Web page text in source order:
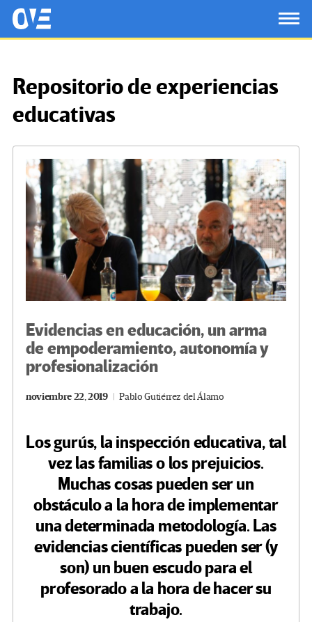
Saltar al contenido principal
OtrasVocesenEducacion.org
Repositorio de experiencias
educativas
Evidencias en educación, un arma
de empoderamiento, autonomía y
profesionalización
noviembre 22, 2019 Pablo Gutiérrez del Álamo
Los gurús, la inspección educativa, tal
vez las familias o los prejuicios.
Muchas cosas pueden ser un
obstáculo a la hora de implementar
una determinada metodología. Las
evidencias científicas pueden ser (y
son) un buen escudo para el
profesorado a la hora de hacer su
trabajo.